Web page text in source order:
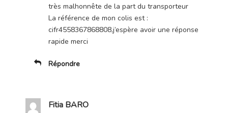
très malhonnête de la part du transporteur
La référence de mon colis est :
cifr4558367868808,j’espère avoir une réponse
rapide merci
Répondre
Fitia BARO